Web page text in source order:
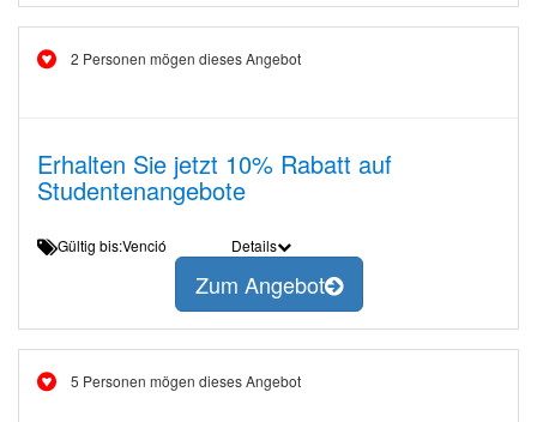
2 Personen mögen dieses Angebot
Erhalten Sie jetzt 10% Rabatt auf
Studentenangebote
Gültig bis:Venció Details
Zum Angebot
5 Personen mögen dieses Angebot